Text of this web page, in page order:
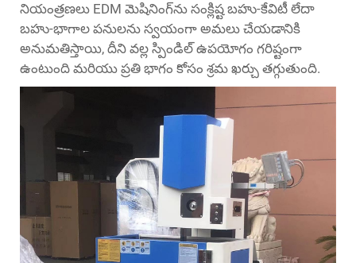
నియంత్రణలు EDM మెషినింగ్‌ను సంక్లిష్ట బహు-కేవిటీ లేదా
బహు-భాగాల పనులను స్వయంగా అమలు చేయడానికి
అనుమతిస్తాయి, దీని వల్ల స్పిండిల్ ఉపయోగం గరిష్టంగా
ఉంటుంది మరియు ప్రతి భాగం కోసం శ్రమ ఖర్చు తగ్గుతుంది.